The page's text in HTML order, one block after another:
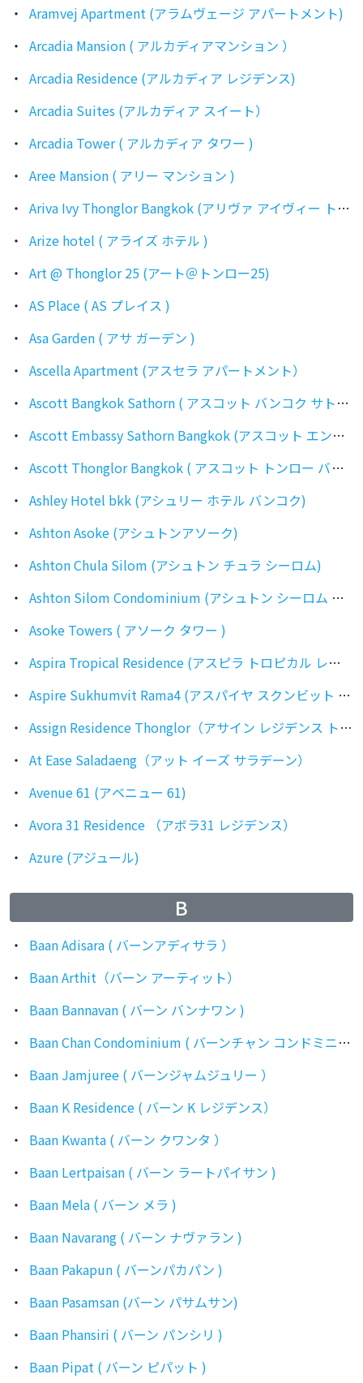
Aramvej Apartment (アラムヴェージ アパートメント)
Arcadia Mansion ( アルカディアマンション ）
Arcadia Residence (アルカディア レジデンス)
Arcadia Suites (アルカディア スイート）
Arcadia Tower ( アルカディア タワー )
Aree Mansion ( アリー マンション )
Ariva Ivy Thonglor Bangkok (アリヴァ アイヴィー トンロー)
Arize hotel ( アライズ ホテル )
Art @ Thonglor 25 (アート＠トンロー25)
AS Place ( AS プレイス )
Asa Garden ( アサ ガーデン )
Ascella Apartment (アスセラ アパートメント）
Ascott Bangkok Sathorn ( アスコット バンコク サトーン )
Ascott Embassy Sathorn Bangkok (アスコット エンバシー サトーン バンコク )
Ascott Thonglor Bangkok ( アスコット トンロー バンコク )
Ashley Hotel bkk (アシュリー ホテル バンコク)
Ashton Asoke (アシュトンアソーク)
Ashton Chula Silom (アシュトン チュラ シーロム)
Ashton Silom Condominium (アシュトン シーロム コンドミニアム)
Asoke Towers ( アソーク タワー )
Aspira Tropical Residence (アスピラ トロピカル レジデンス)
Aspire Sukhumvit Rama4 (アスパイヤ スクンビット ラマ4)
Assign Residence Thonglor（アサイン レジデンス トンロー）
At Ease Saladaeng（アット イーズ サラデーン）
Avenue 61 (アベニュー 61)
Avora 31 Residence （アボラ31 レジデンス）
Azure (アジュール)
B
Baan Adisara ( バーンアディサラ ）
Baan Arthit（バーン アーティット）
Baan Bannavan ( バーン バンナワン )
Baan Chan Condominium ( バーンチャン コンドミニアム )
Baan Jamjuree ( バーンジャムジュリー ）
Baan K Residence ( バーン K レジデンス）
Baan Kwanta ( バーン クワンタ ）
Baan Lertpaisan ( バーン ラートパイサン )
Baan Mela ( バーン メラ )
Baan Navarang ( バーン ナヴァラン )
Baan Pakapun ( バーンパカパン )
Baan Pasamsan (バーン パサムサン)
Baan Phansiri ( バーン パンシリ )
Baan Pipat ( バーン ピパット )